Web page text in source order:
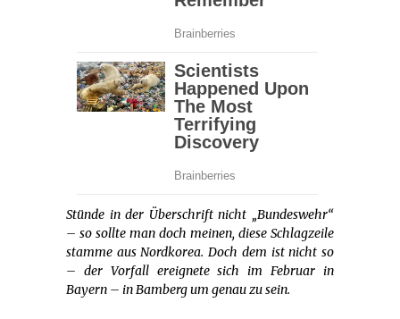
Stünde in der Überschrift nicht „Bundeswehr“
– so sollte man doch meinen, diese Schlagzeile
stamme aus Nordkorea. Doch dem ist nicht so
– der Vorfall ereignete sich im Februar in
Bayern – in Bamberg um genau zu sein.